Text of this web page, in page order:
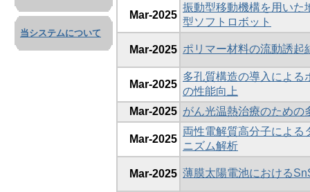
当システムについて
Mar-2025
振動型移動機構を用いた
型ソフトロボット
Mar-2025 ポリマー材料の流動誘起
Mar-2025
多孔質構造の導入による
の性能向上
Mar-2025 がん光温熱治療のための
Mar-2025
両性電解質高分子による
ニズム解析
Mar-2025 薄膜太陽電池における